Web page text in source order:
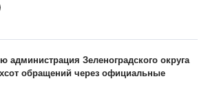
Зеленоградского округа
обращений через официальные